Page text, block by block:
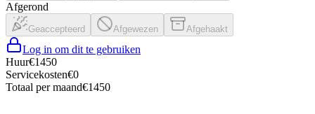
Afgerond
Geaccepteerd Afgewezen Afgehaakt
Log in om dit te gebruiken
Huur€1450
Servicekosten€0
Totaal per maand€1450